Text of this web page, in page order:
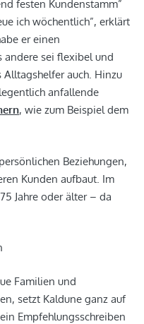
festen Kundenstamm”
ich wöchentlich”, erklärt
er einen
andere sei flexibel und
auch. Hinzu
anfallende
, wie zum Beispiel dem
Beziehungen,
Kunden aufbaut. Im
Jahre oder älter – da
Familien und
setzt Kaldune ganz auf
Empfehlungsschreiben